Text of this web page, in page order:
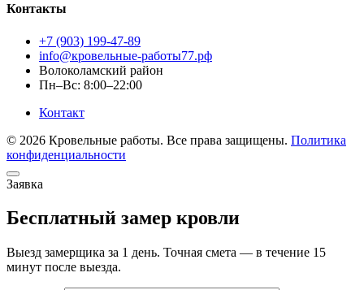
Контакты
+7 (903) 199-47-89
info@кровельные-работы77.рф
Волоколамский район
Пн–Вс: 8:00–22:00
Контакт
© 2026 Кровельные работы. Все права защищены. Политика
конфиденциальности
Заявка
Бесплатный замер кровли
Выезд замерщика за 1 день. Точная смета — в течение 15
минут после выезда.